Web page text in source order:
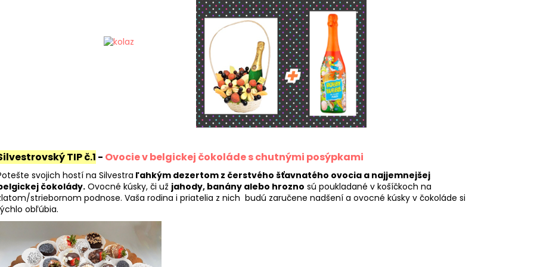
TIP č.1 - Ovocie v belgickej čokoláde s chutnými posýpkami
svojich hostí na Silvestra ľahkým dezertom z čerstvého šťavnatého ovocia a najjemnejšej
čokolády. Ovocné kúsky, či už jahody, banány alebo hrozno sú poukladané v košíčkoch na
striebornom podnose. Vaša rodina i priatelia z nich budú zaručene nadšení a ovocné kúsky v čokoláde si
obľúbia.
€89